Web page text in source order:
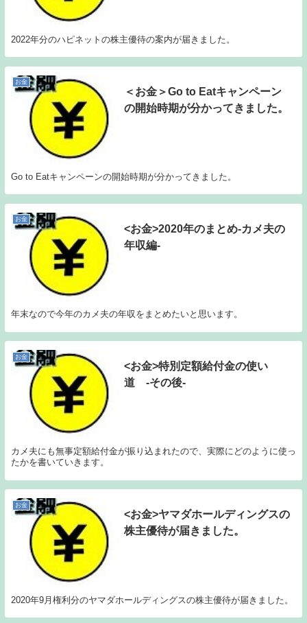
2022年分のハピネットの株主優待の案内が届きました。
お金
＜お金＞Go to Eatキャンペーン
の開始時期が分かってきました。
Go to Eatキャンペーンの開始時期が分かってきました。
お金
<お金>2020年のまとめ-カメ夫の
年収編-
年末なので今年のカメ夫の年収をまとめたいと思います。
お金
<お金>特別定額給付金の使い
道 -その後-
カメ夫にも無事定額給付金が振り込まれたので、実際にどのように使っ
たかを書いていきます。
お金
<お金>ヤマダホールディングスの
株主優待が届きました。
2020年9月権利分のヤマダホールディングスの株主優待が届きました。